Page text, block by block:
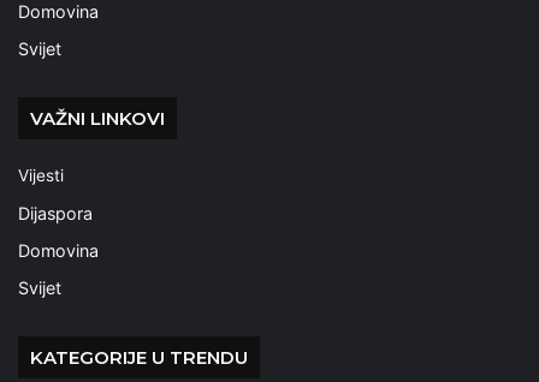
Domovina
Svijet
VAŽNI LINKOVI
Vijesti
Dijaspora
Domovina
Svijet
KATEGORIJE U TRENDU